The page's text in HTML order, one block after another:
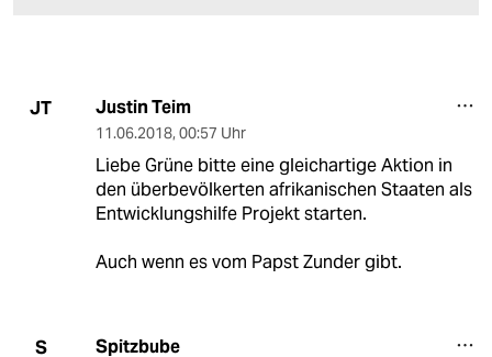
JT Justin Teim
11.06.2018, 00:57 Uhr
Liebe Grüne bitte eine gleichartige Aktion in
den überbevölkerten afrikanischen Staaten als
Entwicklungshilfe Projekt starten.
Auch wenn es vom Papst Zunder gibt.
S Spitzbube